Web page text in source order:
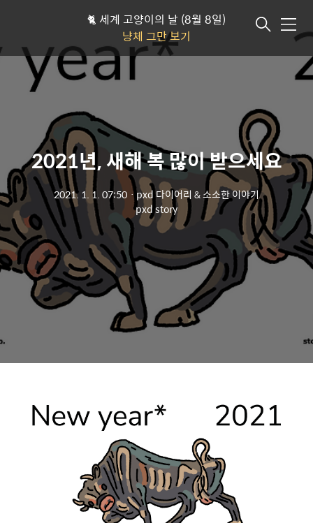
🐈 세계 고양이의 날 (8월 8일)
냥체 그만 보기
메뉴
2021년, 새해 복 많이 받으세요
2021. 1. 1. 07:50 ㆍpxd 다이어리 & 소소한 이야기
pxd story